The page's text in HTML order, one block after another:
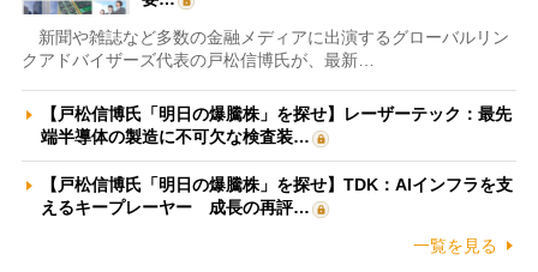
新聞や雑誌など多数の金融メディアに出演するグローバルリン
クアドバイザーズ代表の戸松信博氏が、最新…
【戸松信博氏「明日の爆騰株」を探せ】レーザーテック：最先
端半導体の製造に不可欠な検査装…
【戸松信博氏「明日の爆騰株」を探せ】TDK：AIインフラを支
えるキープレーヤー 成長の再評…
一覧を見る